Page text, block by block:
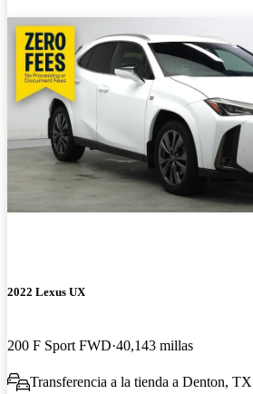
2022 Lexus UX
200 F Sport FWD 40,143 millas
Transferencia a la tienda a Denton, TX